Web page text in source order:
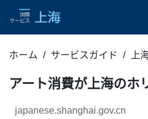
ホーム サービスガイド 上
アート消費が上海のホ
japanese.shanghai.gov.cn